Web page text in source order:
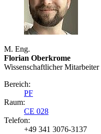
M. Eng.
Florian Oberkrome
Wissenschaftlicher Mitarbeiter
Bereich:
PF
Raum:
CE 028
Telefon:
+49 341 3076-3137